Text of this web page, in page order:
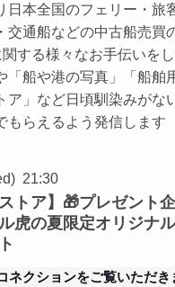
日本全国のフェリー・旅
交通船などの中古船売買
する様々なお手伝いをし
「船や港の写真」「船舶
ア」など日頃馴染みがな
もらえるよう発信します
21:30
トア】🎁プレゼント
虎の夏限定オリジナ
ネクションをご覧いただ